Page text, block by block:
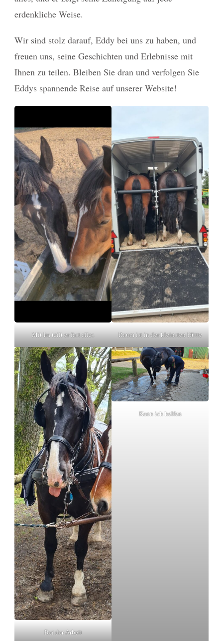
erdenkliche Weise.
Wir sind stolz darauf, Eddy bei uns zu haben, und
freuen uns, seine Geschichten und Erlebnisse mit
Ihnen zu teilen. Bleiben Sie dran und verfolgen Sie
Eddys spannende Reise auf unserer Website!
Mit Ira teilt er fast alles Raum ist in der kleinsten Hütte
Bei der Arbeit
Kann ich helfen